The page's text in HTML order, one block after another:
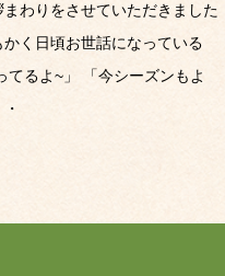
わりをさせていただきました
く日頃お世話になっている
てるよ~」 「今シーズンもよ